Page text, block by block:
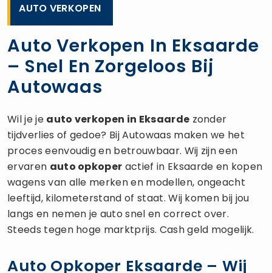
AUTO VERKOPEN
Auto Verkopen In Eksaarde
– Snel En Zorgeloos Bij
Autowaas
Wil je je auto verkopen in Eksaarde zonder
tijdverlies of gedoe? Bij Autowaas maken we het
proces eenvoudig en betrouwbaar. Wij zijn een
ervaren auto opkoper actief in Eksaarde en kopen
wagens van alle merken en modellen, ongeacht
leeftijd, kilometerstand of staat. Wij komen bij jou
langs en nemen je auto snel en correct over.
Steeds tegen hoge marktprijs. Cash geld mogelijk.
Auto Opkoper Eksaarde – Wij